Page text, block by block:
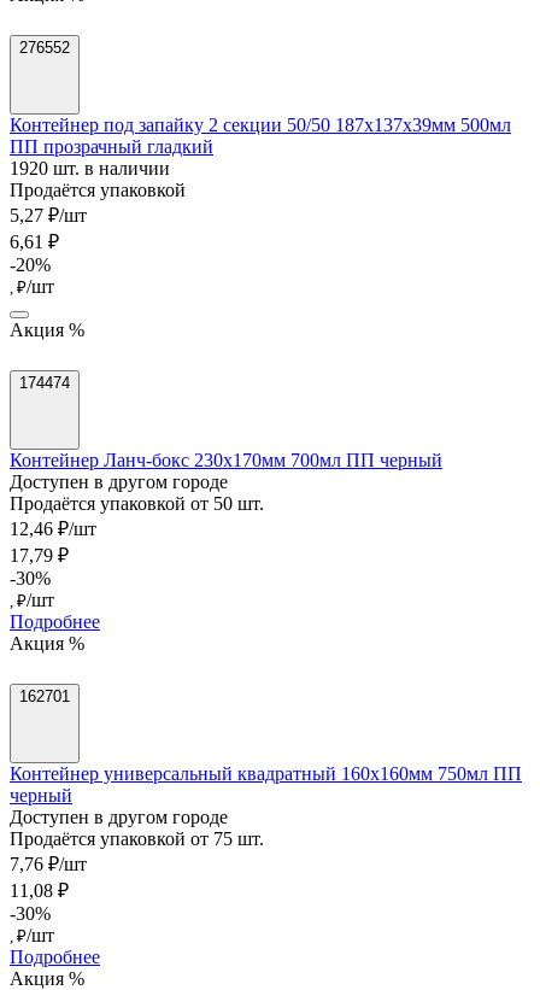
276552
Контейнер под запайку 2 секции 50/50 187х137х39мм 500мл
ПП прозрачный гладкий
1920 шт. в наличии
Продаётся упаковкой
5,27 ₽/шт
6,61 ₽
-20%
, ₽/шт
Акция %
174474
Контейнер Ланч-бокс 230х170мм 700мл ПП черный
Доступен в другом городе
Продаётся упаковкой от 50 шт.
12,46 ₽/шт
17,79 ₽
-30%
, ₽/шт
Подробнее
Акция %
162701
Контейнер универсальный квадратный 160х160мм 750мл ПП
черный
Доступен в другом городе
Продаётся упаковкой от 75 шт.
7,76 ₽/шт
11,08 ₽
-30%
, ₽/шт
Подробнее
Акция %